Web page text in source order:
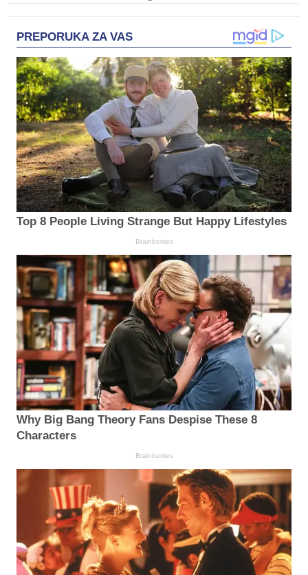
PREPORUKA ZA VAS
Top 8 People Living Strange But Happy Lifestyles
Brainberries
Why Big Bang Theory Fans Despise These 8
Characters
Brainberries